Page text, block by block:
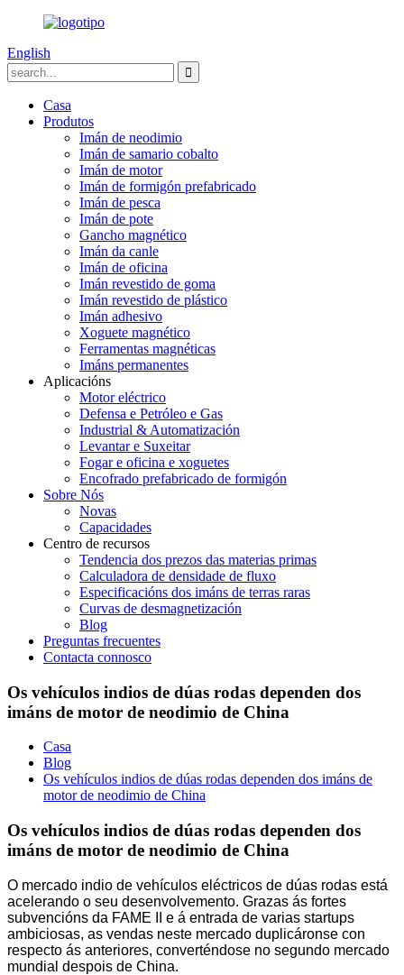
English
Casa
Produtos
Imán de neodimio
Imán de samario cobalto
Imán de motor
Imán de formigón prefabricado
Imán de pesca
Imán de pote
Gancho magnético
Imán da canle
Imán de oficina
Imán revestido de goma
Imán revestido de plástico
Imán adhesivo
Xoguete magnético
Ferramentas magnéticas
Imáns permanentes
Aplicacións
Motor eléctrico
Defensa e Petróleo e Gas
Industrial & Automatización
Levantar e Suxeitar
Fogar e oficina e xoguetes
Encofrado prefabricado de formigón
Sobre Nós
Novas
Capacidades
Centro de recursos
Tendencia dos prezos das materias primas
Calculadora de densidade de fluxo
Especificacións dos imáns de terras raras
Curvas de desmagnetización
Blog
Preguntas frecuentes
Contacta connosco
Os vehículos indios de dúas rodas dependen dos
imáns de motor de neodimio de China
Casa
Blog
Os vehículos indios de dúas rodas dependen dos imáns de
motor de neodimio de China
Os vehículos indios de dúas rodas dependen dos
imáns de motor de neodimio de China
O mercado indio de vehículos eléctricos de dúas rodas está
acelerando o seu desenvolvemento. Grazas ás fortes
subvencións da FAME II e á entrada de varias startups
ambiciosas, as vendas neste mercado duplicáronse con
respecto ás anteriores, converténdose no segundo mercado
mundial despois de China.